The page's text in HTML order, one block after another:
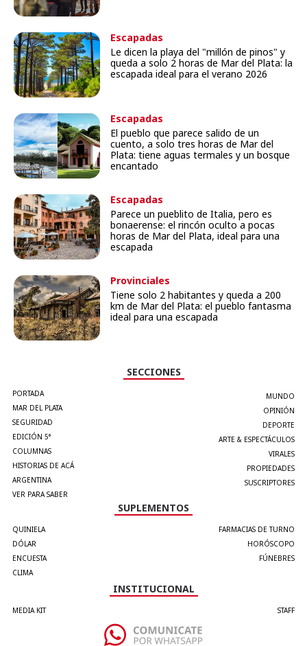
Escapadas
Le dicen la playa del "millón de pinos" y
queda a solo 2 horas de Mar del Plata: la
escapada ideal para el verano 2026
Escapadas
El pueblo que parece salido de un
cuento, a solo tres horas de Mar del
Plata: tiene aguas termales y un bosque
encantado
Escapadas
Parece un pueblito de Italia, pero es
bonaerense: el rincón oculto a pocas
horas de Mar del Plata, ideal para una
escapada
Provinciales
Tiene solo 2 habitantes y queda a 200
km de Mar del Plata: el pueblo fantasma
ideal para una escapada
SECCIONES
PORTADA
MAR DEL PLATA
SEGURIDAD
EDICIÓN 5°
COLUMNAS
HISTORIAS DE ACÁ
ARGENTINA
VER PARA SABER
MUNDO
OPINIÓN
DEPORTE
ARTE & ESPECTÁCULOS
VIRALES
PROPIEDADES
SUSCRIPTORES
SUPLEMENTOS
QUINIELA
DÓLAR
ENCUESTA
CLIMA
FARMACIAS DE TURNO
HORÓSCOPO
FÚNEBRES
INSTITUCIONAL
MEDIA KIT STAFF